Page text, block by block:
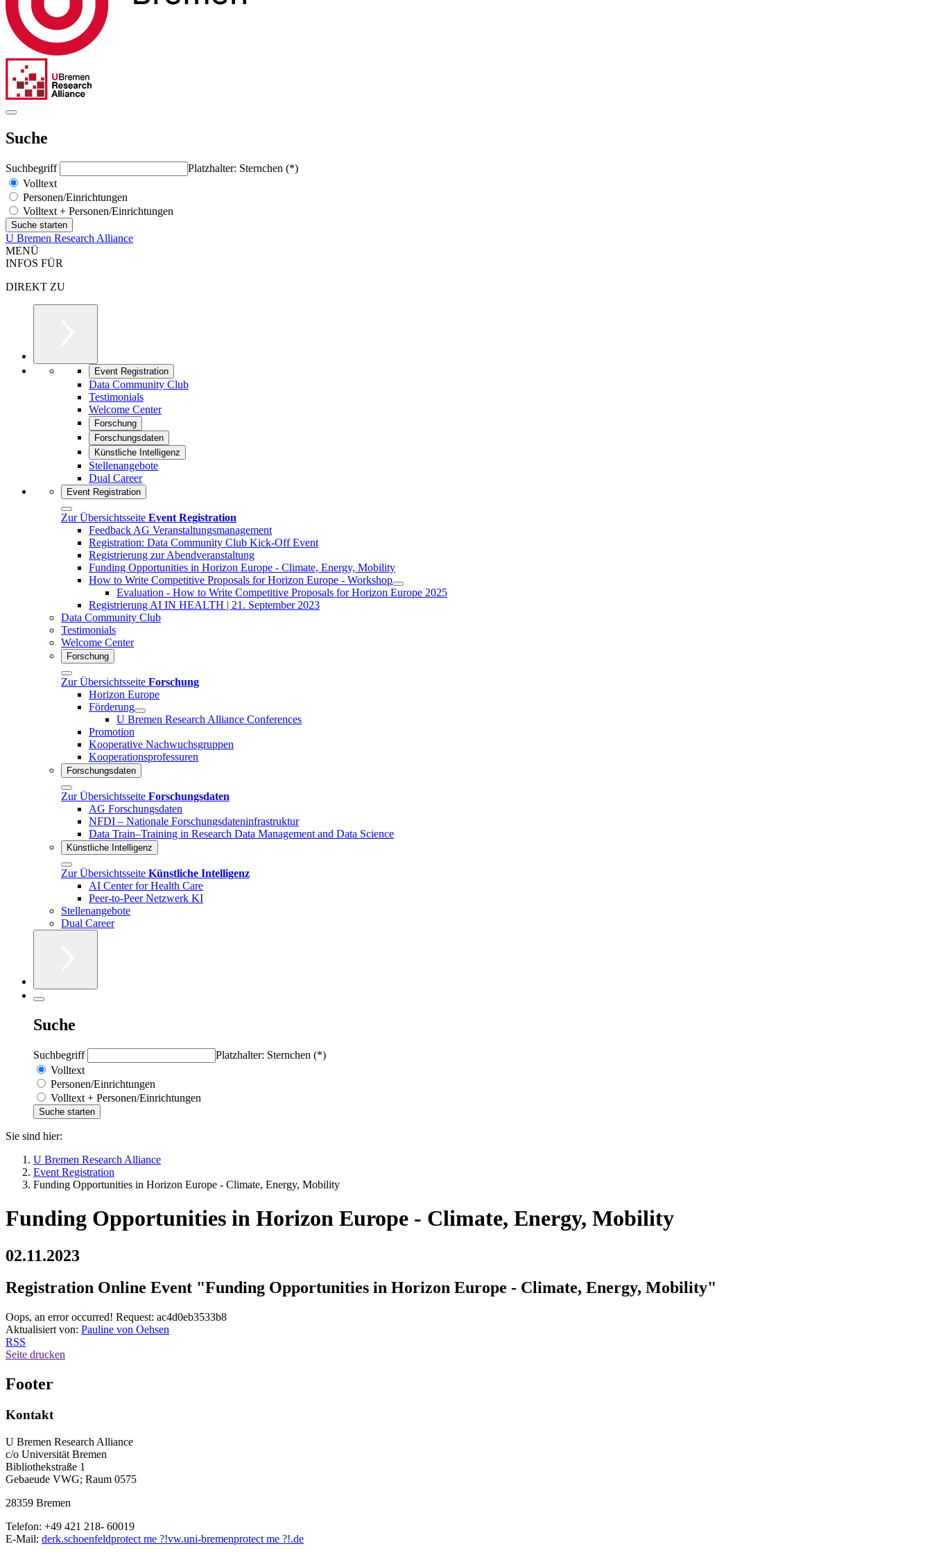
Suche
Suchbegriff
Platzhalter: Sternchen (*)
Volltext
Personen/Einrichtungen
Volltext + Personen/Einrichtungen
U Bremen Research Alliance
MENÜ
INFOS FÜR
DIREKT ZU
Event Registration
Data Community Club
Testimonials
Welcome Center
Forschung
Forschungsdaten
Künstliche Intelligenz
Stellenangebote
Dual Career
Event Registration
Zur Übersichtsseite Event Registration
Feedback AG Veranstaltungsmanagement
Registration: Data Community Club Kick-Off Event
Registrierung zur Abendveranstaltung
Funding Opportunities in Horizon Europe - Climate, Energy, Mobility
How to Write Competitive Proposals for Horizon Europe - Workshop
Evaluation - How to Write Competitive Proposals for Horizon Europe 2025
Registrierung AI IN HEALTH | 21. September 2023
Data Community Club
Testimonials
Welcome Center
Forschung
Zur Übersichtsseite Forschung
Horizon Europe
Förderung
U Bremen Research Alliance Conferences
Promotion
Kooperative Nachwuchsgruppen
Kooperationsprofessuren
Forschungsdaten
Zur Übersichtsseite Forschungsdaten
AG Forschungsdaten
NFDI – Nationale Forschungsdateninfrastruktur
Data Train–Training in Research Data Management and Data Science
Künstliche Intelligenz
Zur Übersichtsseite Künstliche Intelligenz
AI Center for Health Care
Peer-to-Peer Netzwerk KI
Stellenangebote
Dual Career
Suche
Suchbegriff
Platzhalter: Sternchen (*)
Volltext
Personen/Einrichtungen
Volltext + Personen/Einrichtungen
Sie sind hier:
U Bremen Research Alliance
Event Registration
Funding Opportunities in Horizon Europe - Climate, Energy, Mobility
Funding Opportunities in Horizon Europe - Climate, Energy, Mobility
02.11.2023
Registration Online Event "Funding Opportunities in Horizon Europe - Climate, Energy, Mobility"
Oops, an error occurred! Request: ac4d0eb3533b8
Aktualisiert von: Pauline von Oehsen
RSS
Seite drucken
Footer
Kontakt
U Bremen Research Alliance
c/o Universität Bremen
Bibliothekstraße 1
Gebaeude VWG; Raum 0575
28359 Bremen
Telefon: +49 421 218- 60019
E-Mail: derk.schoenfeldprotect me ?!vw.uni-bremenprotect me ?!.de